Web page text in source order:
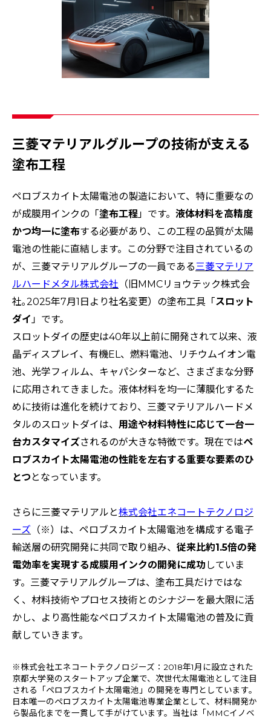
三菱マテリアルグループの技術が支える
塗布工程
ペロブスカイト太陽電池の製造において、特に重要なの
が成膜用インクの「塗布工程」です。 液体材料を高精度
かつ均一に塗布する必要があり、この工程の品質が太陽
電池の性能に直結します。この分野で注目されているの
が、三菱マテリアルグループの一員である三菱マテリア
ルハードメタル株式会社 （旧MMCリョウテック株式会
社｡2025年7月1日より社名変更）の塗布工具「スロット
ダイ」です。
スロットダイの歴史は40年以上前に開発されて以来、液
晶ディスプレイ、有機EL、燃料電池、リチウムイオン電
池、光学フィルム、キャパシターなど、さまざまな分野
に応用されてきました。液体材料を均一に薄膜化するた
めに技術は進化を続けており、三菱マテリアルハードメ
タルのスロットダイは、 用途や材料特性に応じて一台一
台カスタマイズされるのが大きな特徴です。現在ではペ
ロブスカイト太陽電池の性能を左右する重要な要素のひ
とつ となっています。
さらに三菱マテリアルと株式会社エネコートテクノロジ
ーズ （※）は、ペロブスカイト太陽電池を構成する電子
輸送層の研究開発に共同で取り組み、 従来比約1.5倍の発
電効率を実現する成膜用インクの開発に成功 していま
す。三菱マテリアルグループは、塗布工具だけではな
く、材料技術やプロセス技術とのシナジーを最大限に活
かし、より高性能なペロブスカイト太陽電池の普及に貢
献していきます。
※株式会社エネコートテクノロジーズ：2018年1月に設立された
京都大学発のスタートアップ企業で、次世代太陽電池として注目
される「ペロブスカイト太陽電池」の開発を専門としています。
日本唯一のペロブスカイト太陽電池専業企業として、材料開発か
ら製品化までを一貫して手がけています。当社は「MMCイノベ